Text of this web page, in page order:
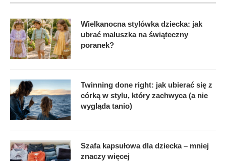
Wielkanocna stylówka dziecka: jak
ubrać maluszka na świąteczny
poranek?
Twinning done right: jak ubierać się z
córką w stylu, który zachwyca (a nie
wygląda tanio)
Szafa kapsułowa dla dziecka – mniej
znaczy więcej